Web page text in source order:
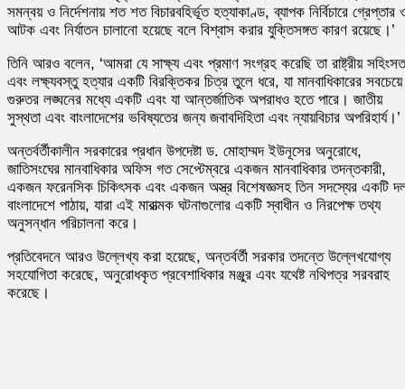
সমন্বয় ও নির্দেশনায় শত শত বিচারবহির্ভূত হত্যাকাণ্ড, ব্যাপক নির্বিচারে গ্রেপ্তার
আটক এবং নির্যাতন চালানো হয়েছে বলে বিশ্বাস করার যুক্তিসঙ্গত কারণ রয়েছে।’
তিনি আরও বলেন, ‘আমরা যে সাক্ষ্য এবং প্রমাণ সংগ্রহ করেছি তা রাষ্ট্রীয়
এবং লক্ষ্যবস্তু হত্যার একটি বিরক্তিকর চিত্র তুলে ধরে, যা মানবাধিকারের সবচেয়ে
গুরুতর লঙ্ঘনের মধ্যে একটি এবং যা আন্তর্জাতিক অপরাধও হতে পারে। জাতীয়
সুস্থতা এবং বাংলাদেশের ভবিষ্যতের জন্য জবাবদিহিতা এবং ন্যায়বিচার অপরিহার্য।’
অন্তর্বর্তীকালীন সরকারের প্রধান উপদেষ্টা ড. মোহাম্মদ ইউনূসের অনুরোধে,
জাতিসংঘের মানবাধিকার অফিস গত সেপ্টেম্বরে একজন মানবাধিকার তদন্তকারী,
একজন ফরেনসিক চিকিৎসক এবং একজন অস্ত্র বিশেষজ্ঞসহ তিন সদস্যের একটি
বাংলাদেশে পাঠায়, যারা এই মারাত্মক ঘটনাগুলোর একটি স্বাধীন ও নিরপেক্ষ তথ্য
অনুসন্ধান পরিচালনা করে।
প্রতিবেদনে আরও উল্লেখ্য করা হয়েছে, অন্তর্বর্তী সরকার তদন্তে উল্লেখযোগ্য
সহযোগিতা করেছে, অনুরোধকৃত প্রবেশাধিকার মঞ্জুর এবং যথেষ্ট নথিপত্র সরবরাহ
করেছে।